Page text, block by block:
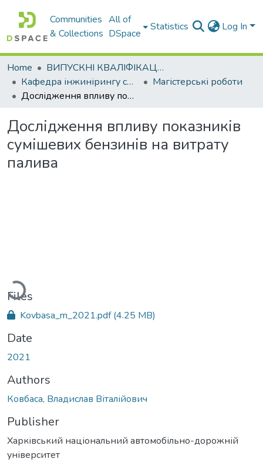
Communities
& Collections
All of
DSpace
Statistics Log In
Home
ВИПУСКНІ КВАЛІФІКАЦІЙНІ РОБОТИ
Кафедра інжинірингу систем автомобільного транспорту
Магістерські роботи
Дослідження впливу показників сумішевих бензинів на витрату палива
Дослідження впливу показників
сумішевих бензинів на витрату
палива
Loading...
Files
Kovbasa_m_2021.pdf(4.25 MB)
Date
2021
Authors
Ковбаса, Владислав Віталійович
Publisher
Харківський національний автомобільно-дорожній
університет